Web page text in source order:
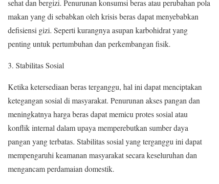
sehat dan bergizi. Penurunan konsumsi beras atau perubahan pola
makan yang di sebabkan oleh krisis beras dapat menyebabkan
defisiensi gizi. Seperti kurangnya asupan karbohidrat yang
penting untuk pertumbuhan dan perkembangan fisik.
3. Stabilitas Sosial
Ketika ketersediaan beras terganggu, hal ini dapat menciptakan
ketegangan sosial di masyarakat. Penurunan akses pangan dan
meningkatnya harga beras dapat memicu protes sosial atau
konflik internal dalam upaya memperebutkan sumber daya
pangan yang terbatas. Stabilitas sosial yang terganggu ini dapat
mempengaruhi keamanan masyarakat secara keseluruhan dan
mengancam perdamaian domestik.